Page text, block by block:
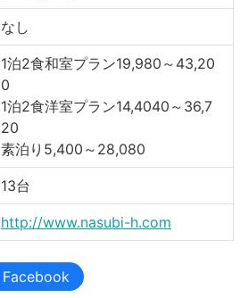
なし
1泊2食和室プラン19,980～43,20
0
1泊2食洋室プラン14,4040～36,7
20
素泊り5,400～28,080
13台
http://www.nasubi-h.com
Facebook